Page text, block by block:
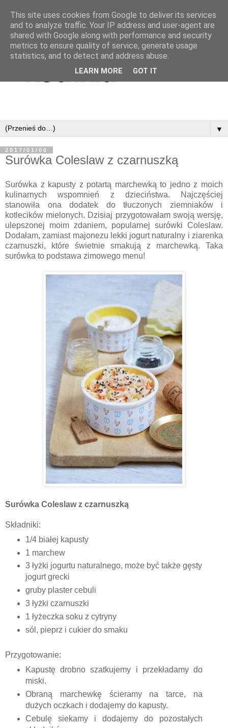
▼
2017/01/06
Surówka Coleslaw z czarnuszką
Surówka z kapusty z potartą marchewką to jedno z moich
kulinarnych wspomnień z dzieciństwa. Najczęściej
stanowiła ona dodatek do tłuczonych ziemniaków i
kotlecików mielonych. Dzisiaj przygotowałam swoją wersję,
ulepszonej moim zdaniem, popularnej surówki Coleslaw.
Dodałam, zamiast majonezu lekki jogurt naturalny i ziarenka
czarnuszki, które świetnie smakują z marchewką. Taka
surówka to podstawa zimowego menu!
Surówka Coleslaw z czarnuszką
Składniki:
1/4 białej kapusty
1 marchew
3 łyżki jogurtu naturalnego, może być także gęsty
jogurt grecki
gruby plaster cebuli
3 łyżki czarnuszki
1 łyżeczka soku z cytryny
sól, pieprz i cukier do smaku
Przygotowanie:
Kapustę drobno szatkujemy i przekładamy do
miski.
Obraną marchewkę ścieramy na tarce, na
dużych oczkach i dodajemy do kapusty.
Cebulę siekamy i dodajemy do pozostałych
This site uses cookies from Google to deliver its services
and to analyze traffic. Your IP address and user-agent are
shared with Google along with performance and security
metrics to ensure quality of service, generate usage
statistics, and to detect and address abuse.
LEARN MORE GOT IT